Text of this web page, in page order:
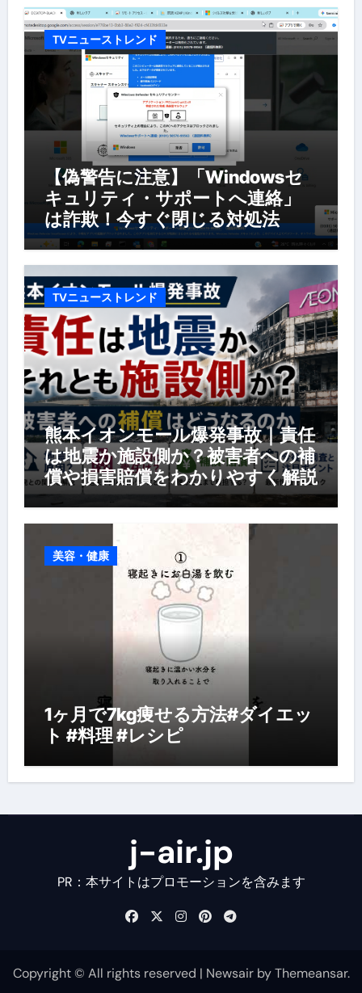
TVニューストレンド
【偽警告に注意】「Windowsセ
キュリティ・サポートへ連絡」
は詐欺！今すぐ閉じる対処法
TVニューストレンド
熊本イオンモール爆発事故｜責任
は地震か施設側か？被害者への補
償や損害賠償をわかりやすく解説
美容・健康
1ヶ月で7kg痩せる方法#ダイエッ
ト #料理 #レシピ
j-air.jp
PR：本サイトはプロモーションを含みます
Copyright © All rights reserved | NewsairbyThemeansar.